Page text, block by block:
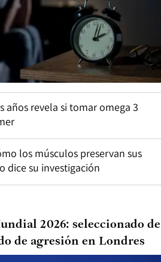
años revela si tomar omega 3
los músculos preservan sus
dice su investigación
2026: seleccionado de
de agresión en Londres